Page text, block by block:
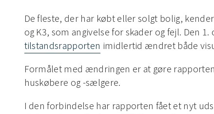
De fleste, der har købt eller solgt bolig,
og K3, som angivelse for skader og fejl. Den
tilstandsrapporten imidlertid ændret både
Formålet med ændringen er at gøre
huskøbere og -sælgere.
I den forbindelse har rapporten fået et nyt